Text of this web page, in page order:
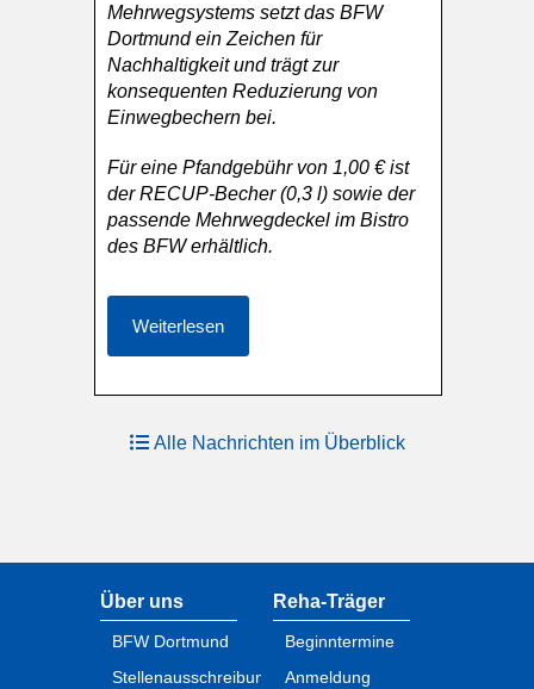
Mehrwegsystems setzt das BFW
Dortmund ein Zeichen für
Nachhaltigkeit und trägt zur
konsequenten Reduzierung von
Einwegbechern bei.
Für eine Pfandgebühr von 1,00 € ist
der RECUP-Becher (0,3 l) sowie der
passende Mehrwegdeckel im Bistro
des BFW erhältlich.
Weiterlesen
Alle Nachrichten im Überblick
Über uns
BFW Dortmund
Stellenausschreibungen
Reha-Träger
Beginntermine
Anmeldung